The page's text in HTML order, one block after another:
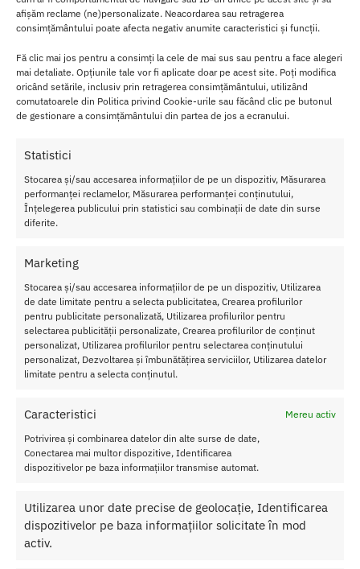
afișăm reclame (ne)personalizate. Neacordarea sau retragerea
consimțământului poate afecta negativ anumite caracteristici și funcții.
Fă clic mai jos pentru a consimți la cele de mai sus sau pentru a face alegeri
mai detaliate. Opțiunile tale vor fi aplicate doar pe acest site. Poți modifica
oricând setările, inclusiv prin retragerea consimțământului, utilizând
comutatoarele din Politica privind Cookie-urile sau făcând clic pe butonul
de gestionare a consimțământului din partea de jos a ecranului.
Statistici
Stocarea și/sau accesarea informațiilor de pe un dispozitiv, Măsurarea
performanței reclamelor, Măsurarea performanței conținutului,
Înțelegerea publicului prin statistici sau combinații de date din surse
diferite.
Marketing
Stocarea și/sau accesarea informațiilor de pe un dispozitiv, Utilizarea
de date limitate pentru a selecta publicitatea, Crearea profilurilor
pentru publicitate personalizată, Utilizarea profilurilor pentru
selectarea publicității personalizate, Crearea profilurilor de conținut
personalizat, Utilizarea profilurilor pentru selectarea conținutului
personalizat, Dezvoltarea și îmbunătățirea serviciilor, Utilizarea datelor
limitate pentru a selecta conținutul.
Caracteristici
Mereu activ
Potrivirea și combinarea datelor din alte surse de date,
Conectarea mai multor dispozitive, Identificarea
dispozitivelor pe baza informațiilor transmise automat.
Utilizarea unor date precise de geolocație, Identificarea
dispozitivelor pe baza informațiilor solicitate în mod
activ.
partener pe viata.
Crystal Desires Rainbow Gem Meste perfect pentru cei novice in
lumea jocurilor anale, avand o forma conica cu o baza ampla care
va permiteutilizarea plugului in siguranta.
Alaturi de butt plug din sticla, poti experimenta jocurile cu
temperaturi: incalzeste-l in apa fiebinte, sau raceste-l la frigider si
material placut la atingeresi prietenos cu pielea sensibila, ce
face penetrare foarte confortabila.
Caracteristici Butt Plug Sticla Crystal Desires Rainbow Gem M
Lungime: 8.4 cm
Diametru
: 3.4 cm
Material: Sticla
Culoare: Transparent
Rezistent la apa
Nu lasati produsul la indemana copiilor.
Pentru o utilizare mai usoara utilizati un lubrifiant pe baza de apa.
Nu uitati sa curatati produsul inainte si dupa fiecare utilizare cu apa
Pentru o igienizare suplimentara puteti utiliza un toycleaner.